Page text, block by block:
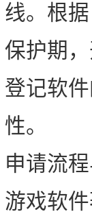
线。根
保护期
登记软
性。
申请流
游戏软